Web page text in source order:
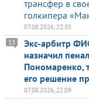
трансфер в
голкипера
07.08.2026, 22:35
Экс-арбитр
назначил
Пономаренко,
его решение
13
07.08.2026, 22:09